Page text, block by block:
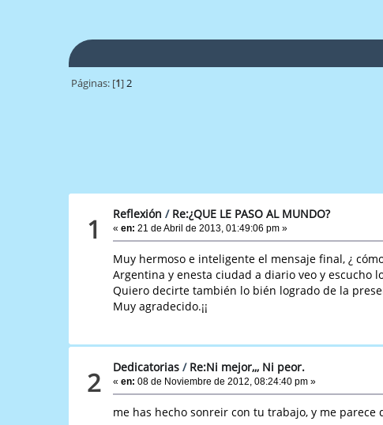
Páginas: [1]2
1 Reflexión / Re:¿QUE LE PASO AL MUNDO?
«en: 21 de Abril de 2013, 01:49:06 pm »
Muy hermoso e inteligente el mensaje final, ¿
Argentina y enesta ciudad a diario veo y escucho
Quiero decirte también lo bién logrado de la
Muy agradecido.¡¡
2 Dedicatorias / Re:Ni mejor,,, Ni peor.
«en: 08 de Noviembre de 2012, 08:24:40 pm »
me has hecho sonreir con tu trabajo, y me